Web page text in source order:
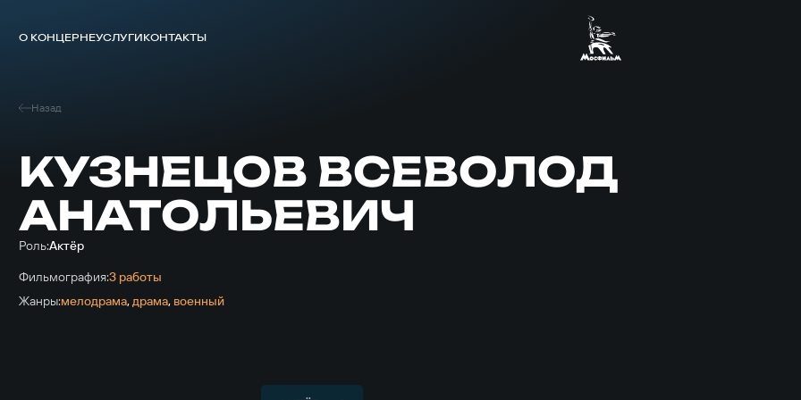
О КОНЦЕРНЕУСЛУГИКОНТАКТЫ
Назад
КУЗНЕЦОВ ВСЕВОЛОД
АНАТОЛЬЕВИЧ
Роль:Актёр
Фильмография:3 работы
Жанры:мелодрама,драма, военный